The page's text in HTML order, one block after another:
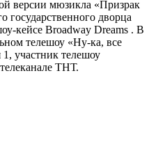
версии мюзикла «Призрак
государственного дворца
кейсе Broadway Dreams . В
телешоу «Ну-ка, все
1, участник телешоу
ТНТ.